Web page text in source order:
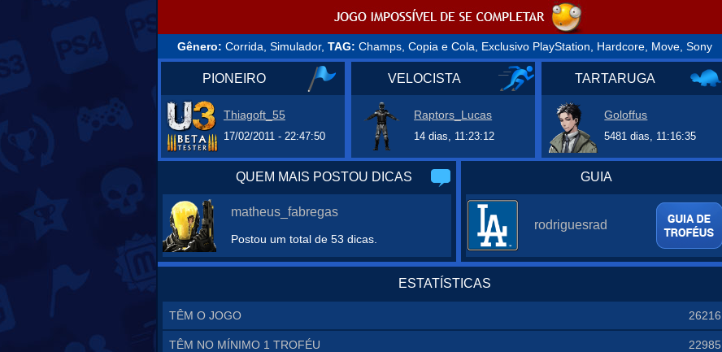
Gênero: Corrida, Simulador, TAG: Champs, Copia e Cola, Exclusivo PlayStation, Hardcore, Move, Sony
PIONEIRO
Thiagoft_55
17/02/2011 - 22:47:50
VELOCISTA
Raptors_Lucas
14 dias, 11:23:12
TARTARUGA
Goloffus
5481 dias, 11:16:35
QUEM MAIS POSTOU DICAS GUIA
matheus_fabregas
Postou um total de 53 dicas.
rodriguesrad
ESTATÍSTICAS
TÊM O JOGO 26216
TÊM NO MÍNIMO 1 TROFÉU 22985